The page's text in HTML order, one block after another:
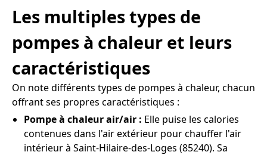
Les multiples types de
pompes à chaleur et leurs
caractéristiques
On note différents types de pompes à chaleur, chacun
offrant ses propres caractéristiques :
Pompe à chaleur air/air : Elle puise les calories
contenues dans l'air extérieur pour chauffer l'air
intérieur à Saint-Hilaire-des-Loges (85240). Sa